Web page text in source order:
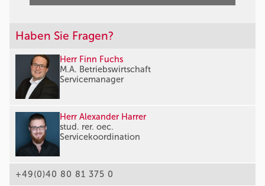
Haben Sie Fragen?
Herr Finn Fuchs
M.A. Betriebswirtschaft
Servicemanager
Herr Alexander Harrer
stud. rer. oec.
Servicekoordination
+49(0)40 80 81 375 0